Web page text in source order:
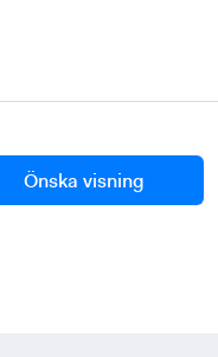
Önska visning